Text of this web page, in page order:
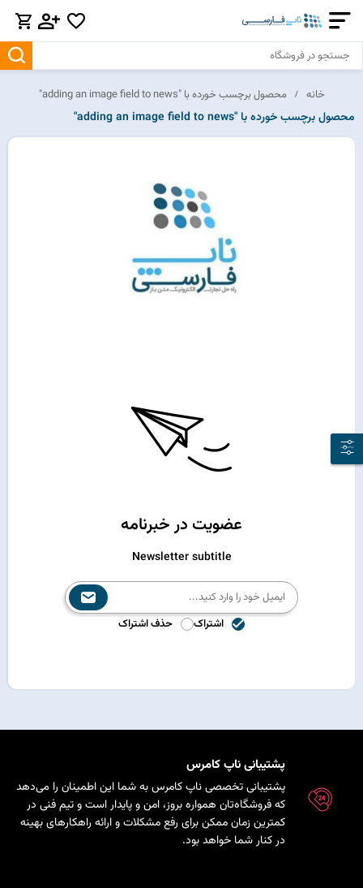
خانه محصول برچسب خورده با "adding an image field to news"
محصول برچسب خورده با "adding an image field to news"
عضویت در خبرنامه
Newsletter subtitle
اشتراک حذف اشتراک
پشتیبانی ناپ کامرس
پشتیبانی تخصصی ناپ کامرس به شما این اطمینان را می‌دهد
که فروشگاه‌تان همواره بروز، امن و پایدار است و تیم فنی در
کمترین زمان ممکن برای رفع مشکلات و ارائه راهکارهای بهینه
در کنار شما خواهد بود.